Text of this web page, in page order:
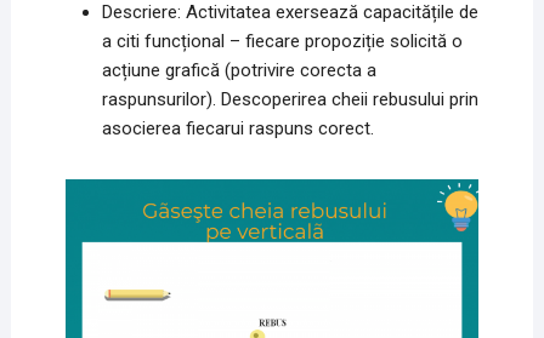
Descriere: Activitatea exersează capacitățile de
a citi funcțional – fiecare propoziție solicită o
acțiune grafică (potrivire corecta a
raspunsurilor). Descoperirea cheii rebusului prin
asocierea fiecarui raspuns corect.